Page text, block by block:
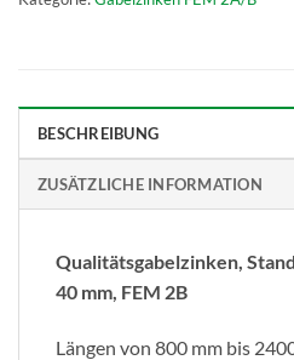
BESCHREIBUNG
ZUSÄTZLICHE INFORMATION
Qualitätsgabelzinken,
40 mm, FEM 2B
Längen von 800 mm bis